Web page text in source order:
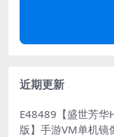
近期更新
E48489【盛世芳华
版】手游VM单机